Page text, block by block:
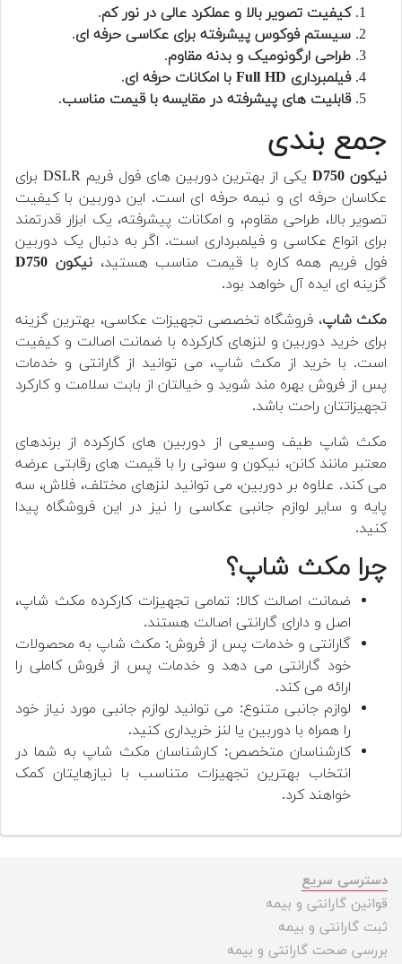
کیفیت تصویر بالا و عملکرد عالی در نور کم.
سیستم فوکوس پیشرفته برای عکاسی حرفه ای.
طراحی ارگونومیک و بدنه مقاوم.
فیلمبرداری Full HD با امکانات حرفه ای
.
قابلیت های پیشرفته در مقایسه با قیمت مناسب.
جمع بندی
نیکون D750
یکی از بهترین دوربین های فول فریم DSLR برای
عکاسان حرفه ای و نیمه حرفه ای است. این دوربین با کیفیت
تصویر بالا، طراحی مقاوم، و امکانات پیشرفته، یک ابزار قدرتمند
برای انواع عکاسی و فیلمبرداری است. اگر به دنبال یک دوربین
فول فریم همه کاره با قیمت مناسب هستید،نیکون D750
گزینه ای ایده آل خواهد بود.
مکث شاپ، فروشگاه تخصصی تجهیزات عکاسی، بهترین گزینه
برای خرید دوربین و لنزهای کارکرده با ضمانت اصالت و کیفیت
است. با خرید از مکث شاپ، می توانید از گارانتی و خدمات
پس از فروش بهره مند شوید و خیالتان از بابت سلامت و کارکرد
تجهیزاتتان راحت باشد.
مکث شاپ طیف وسیعی از دوربین های کارکرده از برندهای
معتبر مانند کانن، نیکون و سونی را با قیمت های رقابتی عرضه
می کند. علاوه بر دوربین، می توانید لنزهای مختلف، فلاش، سه
پایه و سایر لوازم جانبی عکاسی را نیز در این فروشگاه پیدا
کنید.
چرا مکث شاپ؟
ضمانت اصالت کالا: تمامی تجهیزات کارکرده مکث شاپ،
اصل و دارای گارانتی اصالت هستند.
گارانتی و خدمات پس از فروش: مکث شاپ به محصولات
خود گارانتی می دهد و خدمات پس از فروش کاملی را
ارائه می کند.
لوازم جانبی متنوع: می توانید لوازم جانبی مورد نیاز خود
را همراه با دوربین یا لنز خریداری کنید.
کارشناسان متخصص: کارشناسان مکث شاپ به شما در
انتخاب بهترین تجهیزات متناسب با نیازهایتان کمک
خواهند کرد.
دسترسی سریع
قوانین گارانتی و بیمه
ثبت گارانتی و بیمه
بررسی صحت گارانتی و بیمه